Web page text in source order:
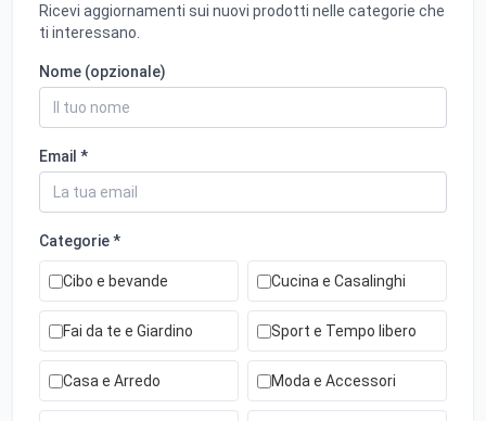
Ricevi aggiornamenti sui nuovi prodotti nelle categorie che
ti interessano.
Nome (opzionale)
Email *
Categorie *
Cibo e bevande Cucina e Casalinghi
Fai da te e Giardino Sport e Tempo libero
Casa e Arredo Moda e Accessori